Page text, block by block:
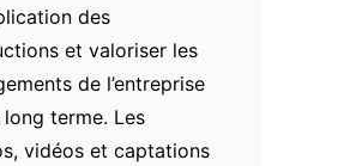
des
et valoriser les
de l’entreprise
long terme. Les
vidéos et captations